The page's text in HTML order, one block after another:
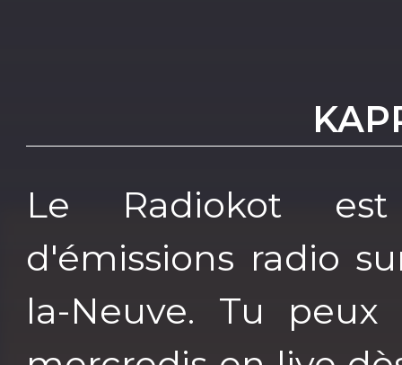
Le Radiokot
d'émissions radio
la-Neuve. Tu